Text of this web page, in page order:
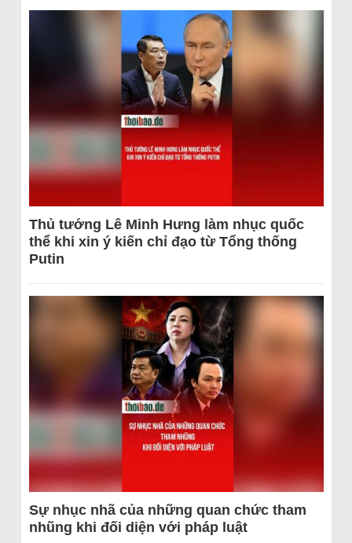
Thủ tướng Lê Minh Hưng làm nhục quốc
thể khi xin ý kiến chỉ đạo từ Tổng thống
Putin
Sự nhục nhã của những quan chức tham
nhũng khi đối diện với pháp luật